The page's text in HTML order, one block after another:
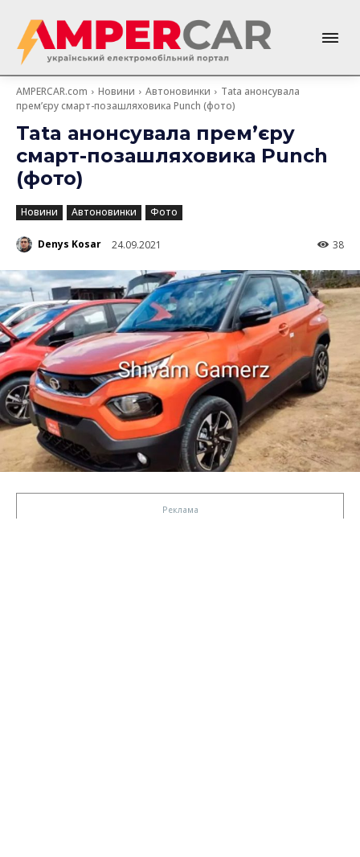
AMPERCAR.com Новини Автоновинки
Tata анонсувала
прем’єру смарт-позашляховика Punch (фото)
Tata анонсувала прем’єру
смарт-позашляховика Punch
(фото)
Новини Автоновинки Фото
Denys Kosar 24.09.2021 38